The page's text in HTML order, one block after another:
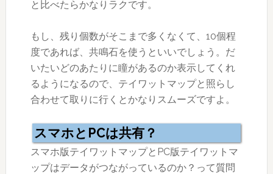
と比べたらかなりラクです。
もし、残り個数がそこまで多くなくて、10個程
度であれば、共鳴石を使うといいでしょう。だ
いたいどのあたりに瞳があるのか表示してくれ
るようになるので、テイワットマップと照らし
合わせて取りに行くとかなりスムーズですよ。
スマホとPCは共有？
スマホ版テイワットマップとPC版テイワットマ
ップはデータがつながっているのか？って質問